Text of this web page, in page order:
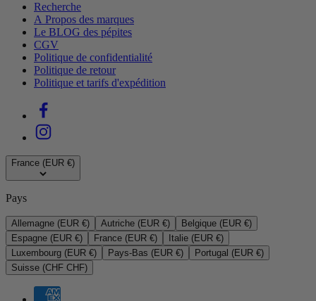
Recherche
A Propos des marques
Le BLOG des pépites
CGV
Politique de confidentialité
Politique de retour
Politique et tarifs d'expédition
France (EUR €)
Pays
Allemagne (EUR €) Autriche (EUR €)
Belgique (EUR €)
Espagne (EUR €)
France (EUR €)
Italie (EUR €)
Luxembourg (EUR €)
Pays-Bas (EUR €)
Portugal (EUR €)
Suisse (CHF CHF)